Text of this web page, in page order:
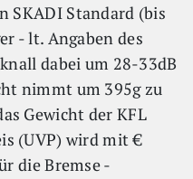
SKADI Standard (bis
- lt. Angaben des
dabei um 28-33dB
nimmt um 395g zu
Gewicht der KFL
(UVP) wird mit €
die Bremse -